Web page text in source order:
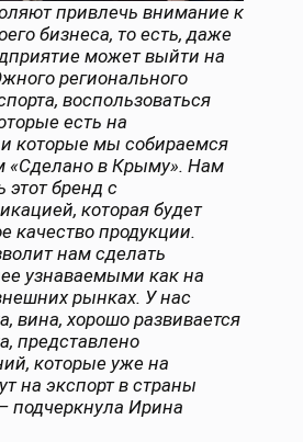
привлечь внимание к
бизнеса, то есть, даже
может выйти на
регионального
воспользоваться
есть на
которые мы собираемся
«Сделано в Крыму». Нам
этот бренд с
которая будет
качество продукции.
нам сделать
узнаваемыми как на
рынках. У нас
вина, хорошо развивается
представлено
которые уже на
на экспорт в страны
подчеркнула Ирина